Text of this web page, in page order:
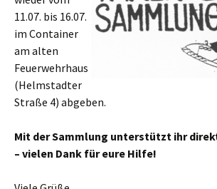
11.07. bis 16.07.
im Container
am alten
Feuerwehrhaus
(Helmstadter
Straße 4) abgeben.
Mit der Sammlung unterstützt ihr
– vielen Dank für eure Hilfe!